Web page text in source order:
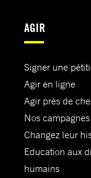
AGIR
Signer une
Agir en ligne
Agir près de
Nos campagnes
Changez leur
Education aux
humains